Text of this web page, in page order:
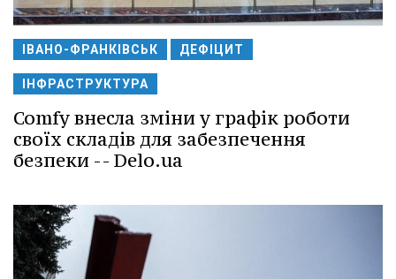
ІВАНО-ФРАНКІВСЬК ДЕФІЦИТ
ІНФРАСТРУКТУРА
Comfy внесла зміни у графік роботи
своїх складів для забезпечення
безпеки -- Delo.ua